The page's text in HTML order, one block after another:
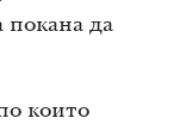
покана да
които